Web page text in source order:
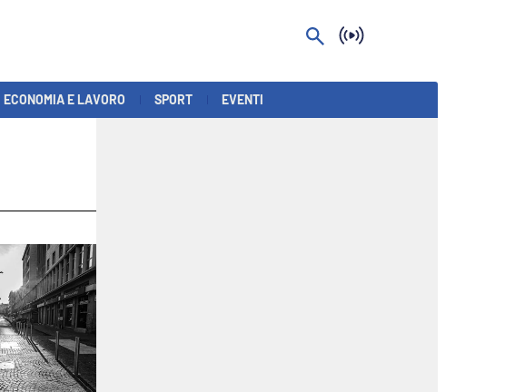
ECONOMIA E LAVORO SPORT EVENTI